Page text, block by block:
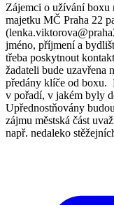
Zájemci o užívání boxu
majetku MČ Praha 22
jméno, příjmení a
třeba poskytnout
žadateli bude uzavřena
předány klíče od boxu.
v pořadí, v jakém byly
Upřednostňovány
zájmu městská část
např. nedaleko